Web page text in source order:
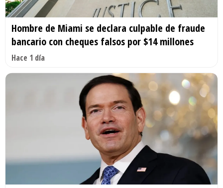
Hombre de Miami se declara culpable de fraude
bancario con cheques falsos por $14 millones
Hace 1 día